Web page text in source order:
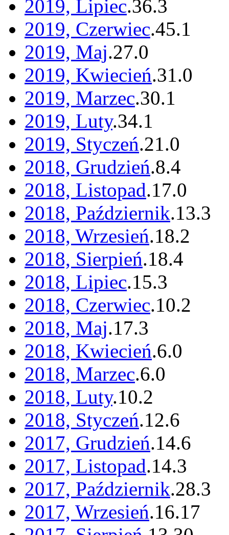
2019, Lipiec.36.3
2019, Czerwiec.45.1
2019, Maj.27.0
2019, Kwiecień.31.0
2019, Marzec.30.1
2019, Luty.34.1
2019, Styczeń.21.0
2018, Grudzień.8.4
2018, Listopad.17.0
2018, Październik.13.3
2018, Wrzesień.18.2
2018, Sierpień.18.4
2018, Lipiec.15.3
2018, Czerwiec.10.2
2018, Maj.17.3
2018, Kwiecień.6.0
2018, Marzec.6.0
2018, Luty.10.2
2018, Styczeń.12.6
2017, Grudzień.14.6
2017, Listopad.14.3
2017, Październik.28.3
2017, Wrzesień.16.17